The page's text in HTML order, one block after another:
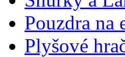
Pouzdra na
Plyšové